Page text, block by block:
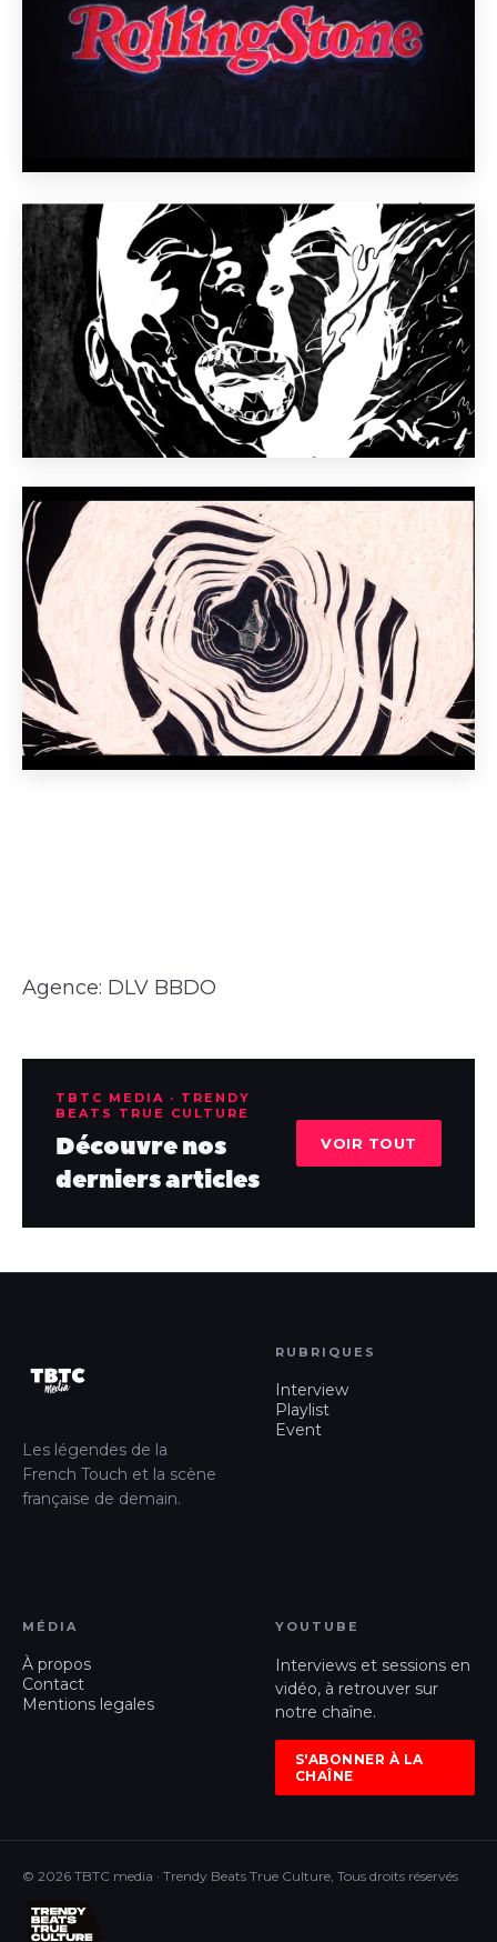
Agence: DLV BBDO
TBTC MEDIA · TRENDY
BEATS TRUE CULTURE
Découvre nos
derniers articles
VOIR TOUT
Les légendes de la
French Touch et la scène
française de demain.
RUBRIQUES
Interview
Playlist
Event
MÉDIA
À propos
Contact
Mentions legales
YOUTUBE
Interviews et sessions en
vidéo, à retrouver sur
notre chaîne.
S'ABONNER À LA
CHAÎNE
© 2026 TBTC media · Trendy Beats True Culture, Tous droits réservés